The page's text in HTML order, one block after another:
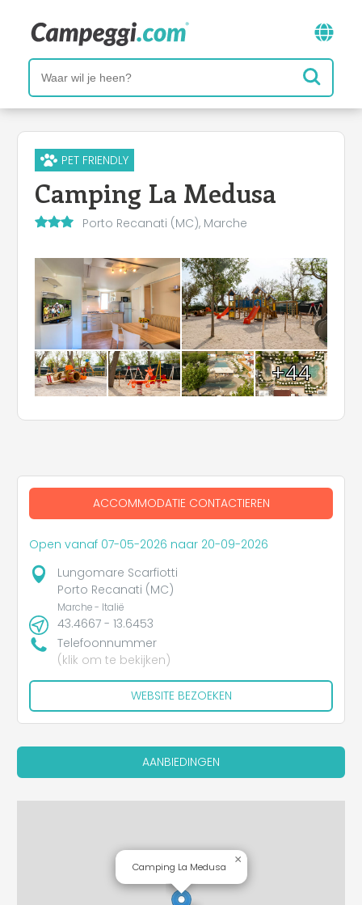
PET FRIENDLY
Camping La Medusa
Porto Recanati (MC), Marche
+44
ACCOMMODATIE CONTACTIEREN
Open vanaf 07-05-2026 naar 20-09-2026
Lungomare Scarfiotti
Porto Recanati (MC)
Marche - Italië
43.4667 - 13.6453
Telefoonnummer
(klik om te bekijken)
WEBSITE BEZOEKEN
AANBIEDINGEN
Camping La Medusa
×